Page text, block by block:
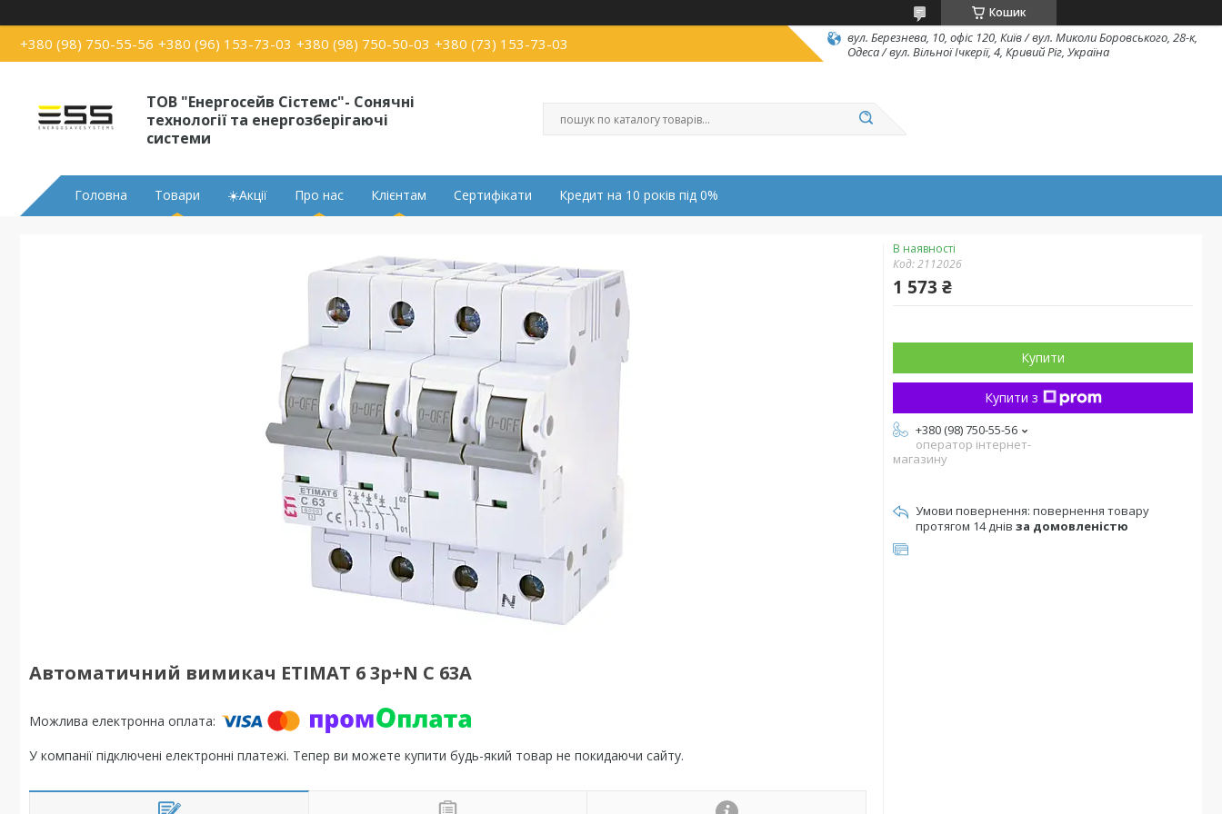
Кошик
+380 (98) 750-55-56 +380 (96) 153-73-03 +380 (98) 750-50-03 +380 (73) 153-73-03
вул. Березнева, 10, офіс 120, Київ / вул. Миколи Боровського, 28-к,
Одеса / вул. Вільної Ічкерії, 4, Кривий Ріг, Україна
ТОВ "Енергосейв Сістемс"- Сонячні
технології та енергозберігаючі
системи
Головна Товари ☀️Акції Про нас Клієнтам Сертифікати Кредит на 10 років під 0%
Автоматичний вимикач ETIMAT 6 3p+N C 63А
У компанії підключені електронні платежі. Тепер ви можете купити будь-який товар не покидаючи сайту.
В наявності
Код:2112026
1 573 ₴
Купити
Купити з
+380 (98) 750-55-56
оператор інтернет-
магазину
повернення товару
протягом 14 днів за домовленістю